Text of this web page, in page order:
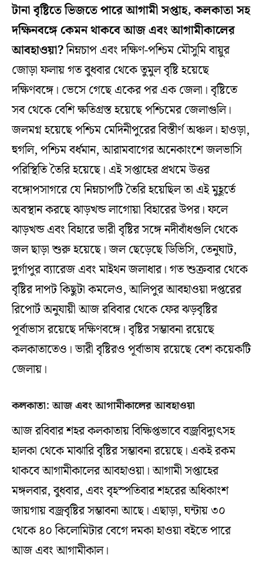
টানা বৃষ্টিতে ভিজতে পারে আগামী সপ্তাহ, কলকাতা সহ
দক্ষিনবঙ্গে কেমন থাকবে আজ এবং আগামীকালের
আবহাওয়া?নিম্নচাপ এবং দক্ষিণ-পশ্চিম মৌসুমি বায়ুর
জোড়া ফলায় গত বুধবার থেকে তুমুল বৃষ্টি হয়েছে
দক্ষিণবঙ্গে। ভেসে গেছে একের পর এক জেলা। বৃষ্টিতে
সব থেকে বেশি ক্ষতিগ্রস্ত হয়েছে পশ্চিমের জেলাগুলি।
জলমগ্ন হয়েছে পশ্চিম মেদিনীপুরের বিস্তীর্ণ অঞ্চল। হাওড়া,
হুগলি, পশ্চিম বর্ধমান, আরামবাগের অনেকাংশে জলভাসি
পরিস্থিতি তৈরি হয়েছে। এই সপ্তাহের প্রথমে উত্তর
বঙ্গোপসাগরে যে নিম্নচাপটি তৈরি হয়েছিল তা এই মুহূর্তে
অবস্থান করছে ঝাড়খন্ড লাগোয়া বিহারের উপর। ফলে
ঝাড়খন্ড এবং বিহারে ভারী বৃষ্টির সঙ্গে নদীবাঁধগুলি থেকে
জল ছাড়া শুরু হয়েছে। জল ছেড়েছে ডিভিসি, তেনুঘাট,
দুর্গাপুর ব্যারেজ এবং মাইথন জলাধার। গত শুক্রবার থেকে
বৃষ্টির দাপট কিছুটা কমলেও, আলিপুর আবহাওয়া দপ্তরের
রিপোর্ট অনুযায়ী আজ রবিবার থেকে ফের ঝড়বৃষ্টির
পূর্বাভাস রয়েছে দক্ষিণবঙ্গে। বৃষ্টির সম্ভাবনা রয়েছে
কলকাতাতেও। ভারী বৃষ্টিরও পূর্বাভাষ রয়েছে বেশ কয়েকটি
জেলায়।
কলকাতা: আজ এবং আগামীকালের আবহাওয়া
আজ রবিবার শহর কলকাতায় বিক্ষিপ্তভাবে বজ্রবিদ্যুৎসহ
হালকা থেকে মাঝারি বৃষ্টির সম্ভাবনা রয়েছে। একই রকম
থাকবে আগামীকালের আবহাওয়া। আগামী সপ্তাহের
মঙ্গলবার, বুধবার, এবং বৃহস্পতিবার শহরের অধিকাংশ
জায়গায় বজ্রবৃষ্টির সম্ভাবনা আছে। এছাড়া, ঘন্টায় ৩০
থেকে ৪০ কিলোমিটার বেগে দমকা হাওয়া বইতে পারে
আজ এবং আগামীকাল।